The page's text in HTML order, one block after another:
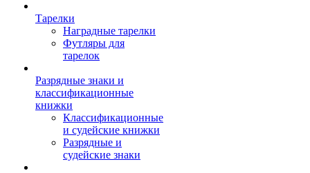
Тарелки
Наградные тарелки
Футляры для
тарелок
Разрядные знаки и
классификационные
книжки
Классификационные
и судейские книжки
Разрядные и
судейские знаки